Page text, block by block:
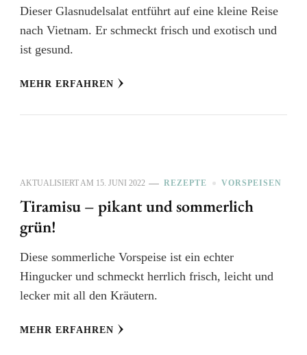
Dieser Glasnudelsalat entführt auf eine kleine Reise
nach Vietnam. Er schmeckt frisch und exotisch und
ist gesund.
MEHR ERFAHREN
AKTUALISIERT AM 15. JUNI 2022 REZEPTE VORSPEISEN
Tiramisu – pikant und sommerlich
grün!
Diese sommerliche Vorspeise ist ein echter
Hingucker und schmeckt herrlich frisch, leicht und
lecker mit all den Kräutern.
MEHR ERFAHREN